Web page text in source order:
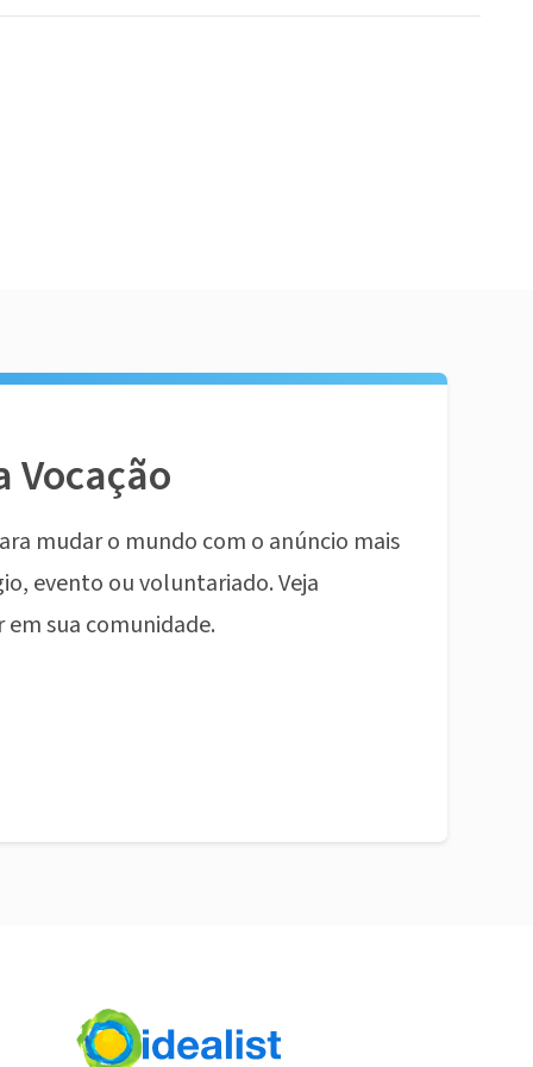
Vocação
mudar o mundo com o anúncio mais
evento ou voluntariado. Veja
sua comunidade.